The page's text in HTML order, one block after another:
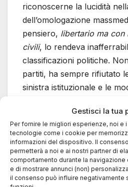
Gestisci la tua
Per fornire le migliori esperienze, noi e
tecnologie come i cookie per
informazioni del dispositivo. Il
permetterà a noi e ai nostri partner di
comportamento durante la
e di mostrare annunci (non)
il consenso può influire negativamente
riconoscerne la lucidità
dell’omologazione
pensiero, libertario ma con
civili, lo rendeva
classificazioni politiche.
partiti, ha sempre rifiutato
sinistra istituzionale e le
Lo sguardo
sull’Italia
Con il passare degli anni, il
paese è diventato sempre